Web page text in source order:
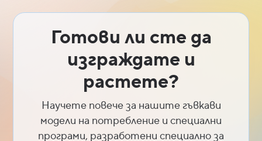
Готови ли сте да
изграждате и
растете?
Научете повече за нашите гъвкави
модели на потребление и специални
програми, разработени специално за